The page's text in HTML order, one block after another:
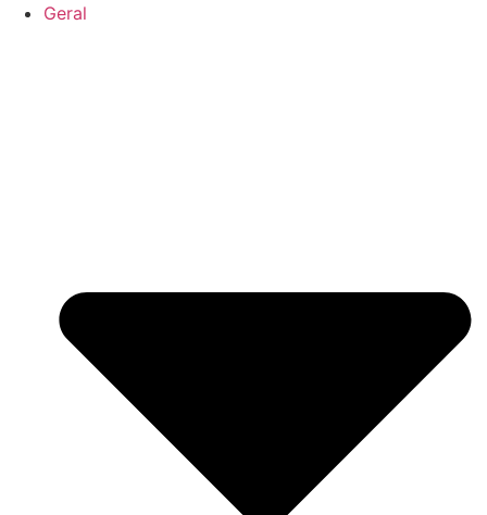
Geral